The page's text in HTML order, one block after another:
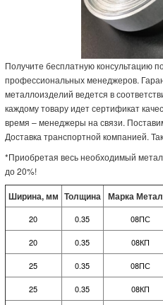
Получите бесплатную консультацию
профессиональных менеджеров.
металлоизделий ведется в
каждому товару идет сертификат
время – менеджеры на связи.
Доставка транспортной компанией.
*Приобретая весь необходимый
до 20%!
Ширина, мм Толщина Марка
20 0.35 08ПС
20 0.35 08КП
25 0.35 08ПС
25 0.35 08КП